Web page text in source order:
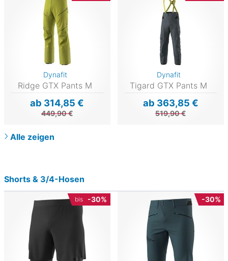
Dynafit
Ridge GTX Pants M
ab 314,85 €
449,90 €
Dynafit
Tigard GTX Pants M
ab 363,85 €
519,90 €
Alle zeigen
Shorts & 3/4-Hosen
bis -30% -30%